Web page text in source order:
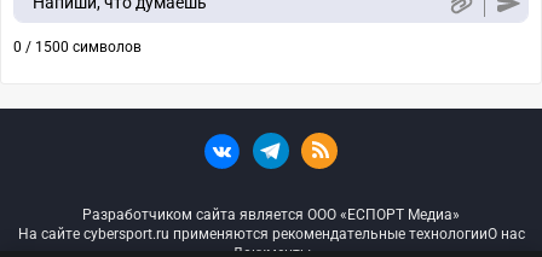
0 / 1500 символов
Разработчиком сайта является ООО «ЕСПОРТ Медиа»
На сайте cybersport.ru применяются рекомендательные технологииО нас
Документы